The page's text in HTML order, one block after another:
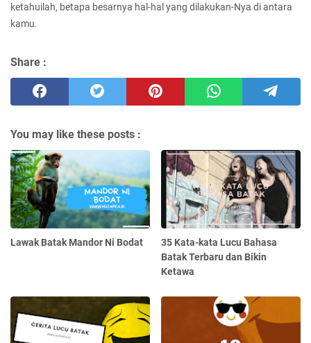
ketahuilah, betapa besarnya hal-hal yang dilakukan-Nya di antara
kamu.
Share :
You may like these posts :
Lawak Batak Mandor Ni Bodat
35 Kata-kata Lucu Bahasa
Batak Terbaru dan Bikin
Ketawa